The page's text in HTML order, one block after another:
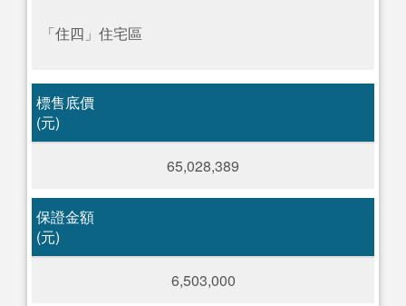
「住四」住宅區
標售底價
(元)
65,028,389
保證金額
(元)
6,503,000